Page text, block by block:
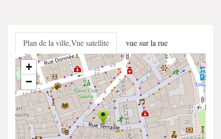
Plan de la ville,Vue satellite vue sur la rue
+
−